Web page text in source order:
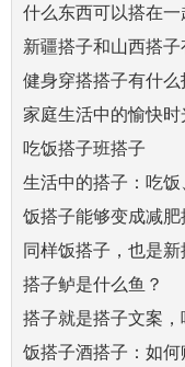
什么东西可以搭在
新疆搭子和山西搭子
健身穿搭搭子有什么
家庭生活中的愉快
吃饭搭子班搭子
生活中的搭子：吃
饭搭子能够变成减肥
同样饭搭子，也是新
搭子鲈是什么鱼？
搭子就是搭子文案
饭搭子酒搭子：如何